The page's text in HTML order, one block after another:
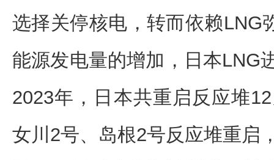
选择关停核电，转而依赖LNG
能源发电量的增加，日本LNG
2023年，日本共重启反应堆
女川2号、岛根2号反应堆重启